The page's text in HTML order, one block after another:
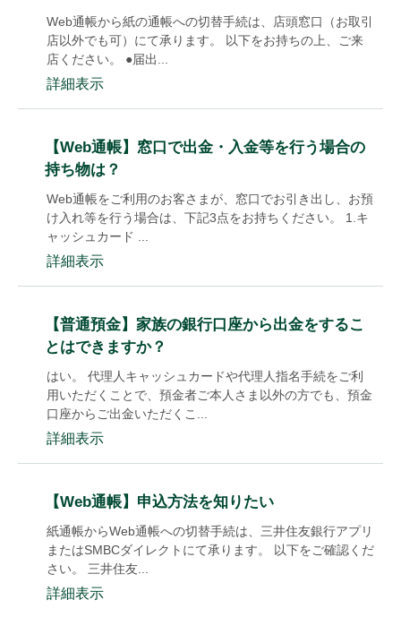
Web通帳から紙の通帳への切替手続は、店頭窓口（お取引
店以外でも可）にて承ります。 以下をお持ちの上、ご来
店ください。 ●届出...
詳細表示
【Web通帳】窓口で出金・入金等を行う場合の
持ち物は？
Web通帳をご利用のお客さまが、窓口でお引き出し、お預
け入れ等を行う場合は、下記3点をお持ちください。 1.キ
ャッシュカード ...
詳細表示
【普通預金】家族の銀行口座から出金をするこ
とはできますか？
はい。 代理人キャッシュカードや代理人指名手続をご利
用いただくことで、預金者ご本人さま以外の方でも、預金
口座からご出金いただくこ...
詳細表示
【Web通帳】申込方法を知りたい
紙通帳からWeb通帳への切替手続は、三井住友銀行アプリ
またはSMBCダイレクトにて承ります。 以下をご確認くだ
さい。 三井住友...
詳細表示